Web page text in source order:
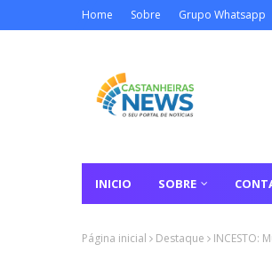
Home Sobre Grupo Whatsapp
INICIO SOBRE
Página inicial Destaque INCESTO: